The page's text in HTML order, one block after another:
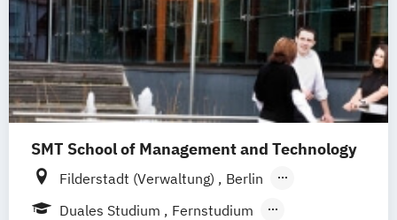
SMT School of Management and Technology
Filderstadt (Verwaltung)
Berlin
Fernstudium
Stuttgart
Duales Studium
Fernstudium